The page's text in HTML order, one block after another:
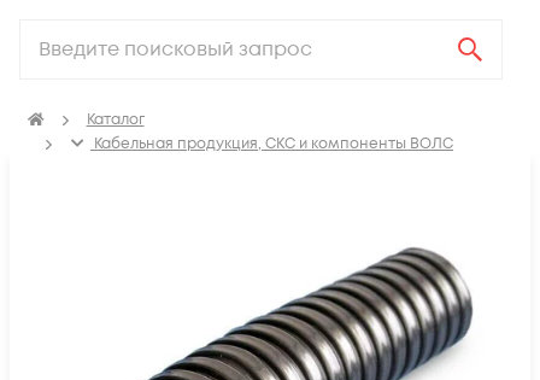
Каталог
Кабельная продукция, СКС и компоненты ВОЛС